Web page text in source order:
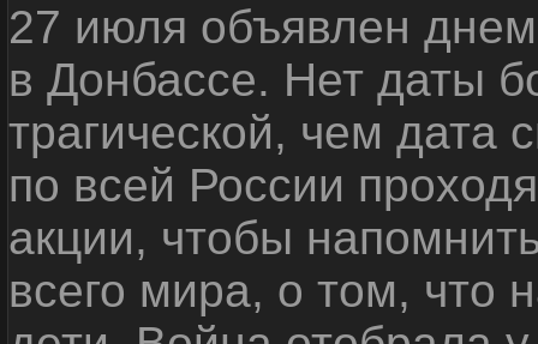
27 июля объявлен
в Донбассе. Нет даты
трагической, чем дата
по всей России
акции, чтобы
всего мира, о том, что